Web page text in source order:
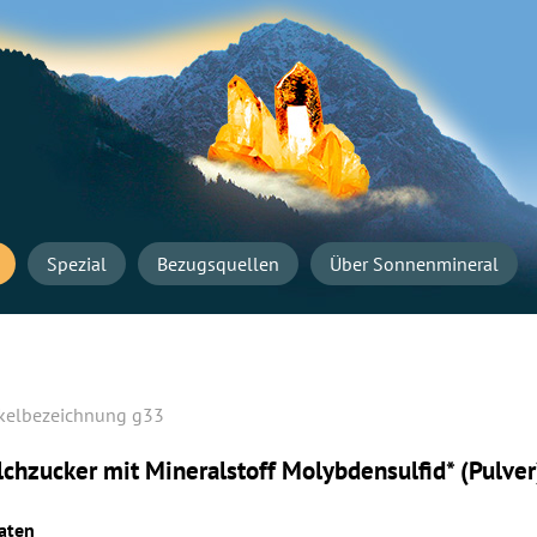
Startseite
Navigation
überspringen
Spezial Bezugsquellen Über Sonnenmineral
g33
mit Mineralstoff Molybden­sulfid*